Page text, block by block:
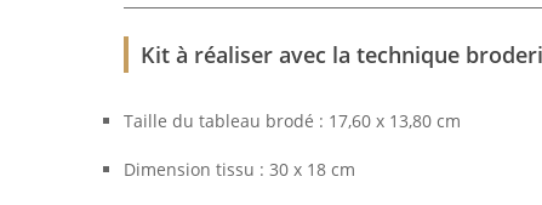
Kit à réaliser avec la technique
Taille du tableau brodé : 17,60 x 13,80 cm
Dimension tissu : 30 x 18 cm